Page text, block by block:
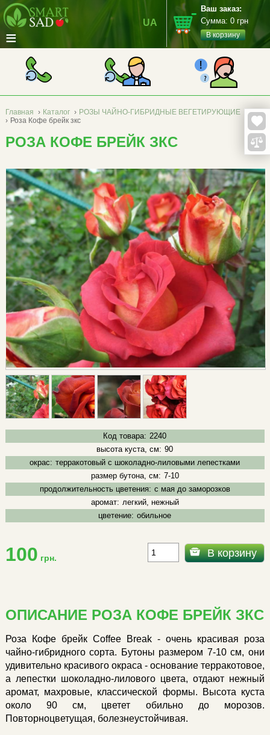
≡
UA
Ваш заказ:
Сумма: 0 грн
В корзину
Главная › Каталог › РОЗЫ ЧАЙНО-ГИБРИДНЫЕ ВЕГЕТИРУЮЩИЕ
› Роза Кофе брейк зкс
РОЗА КОФЕ БРЕЙК ЗКС
Код товара: 2240
высота куста, см: 90
окрас: терракотовый с шоколадно-лиловыми лепестками
размер бутона, см: 7-10
продолжительность цветения: с мая до заморозков
аромат: легкий, нежный
цветение: обильное
100 грн. В корзину
ОПИСАНИЕ РОЗА КОФЕ БРЕЙК ЗКС
Роза Кофе брейк Coffee Break - очень красивая роза
чайно-гибридного сорта. Бутоны размером 7-10 см, они
удивительно красивого окраса - основание терракотовое,
а лепестки шоколадно-лилового цвета, отдают нежный
аромат, махровые, классической формы. Высота куста
около 90 см, цветет обильно до морозов.
Повторноцветущая, болезнеустойчивая.